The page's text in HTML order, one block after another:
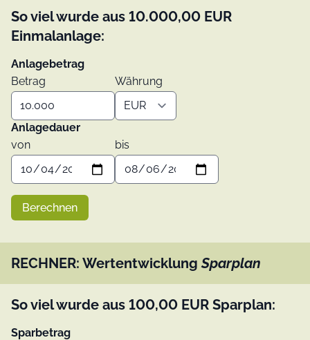
So viel wurde aus 10.000,00 EUR
Einmalanlage:
Anlagebetrag
Betrag
Währung
Anlagedauer
von
bis
Berechnen
RECHNER: WertentwicklungSparplan
So viel wurde aus 100,00 EUR Sparplan:
Sparbetrag